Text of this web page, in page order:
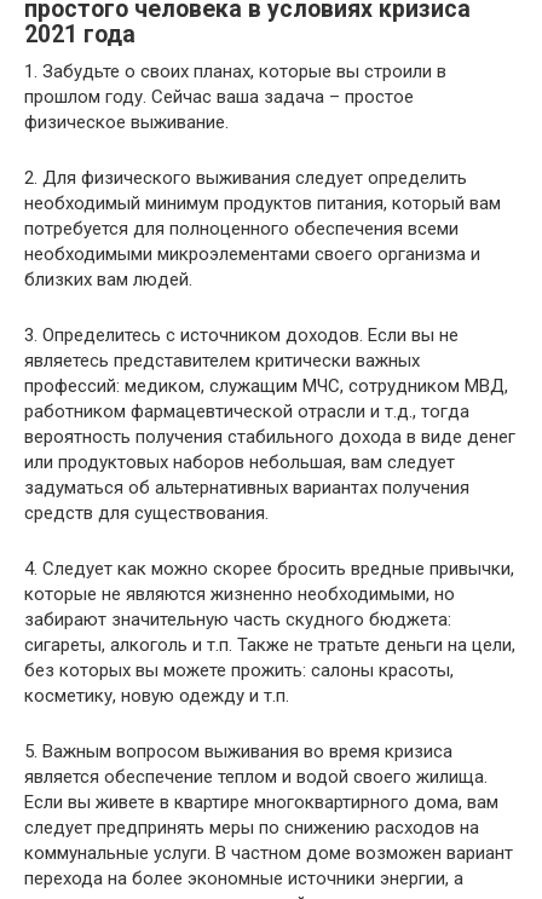
простого человека в условиях кризиса
2021 года
1. Забудьте о своих планах, которые вы строили в
прошлом году. Сейчас ваша задача – простое
физическое выживание.
2. Для физического выживания следует определить
необходимый минимум продуктов питания, который вам
потребуется для полноценного обеспечения всеми
необходимыми микроэлементами своего организма и
близких вам людей.
3. Определитесь с источником доходов. Если вы не
являетесь представителем критически важных
профессий: медиком, служащим МЧС, сотрудником МВД,
работником фармацевтической отрасли и т.д., тогда
вероятность получения стабильного дохода в виде денег
или продуктовых наборов небольшая, вам следует
задуматься об альтернативных вариантах получения
средств для существования.
4. Следует как можно скорее бросить вредные привычки,
которые не являются жизненно необходимыми, но
забирают значительную часть скудного бюджета:
сигареты, алкоголь и т.п. Также не тратьте деньги на цели,
без которых вы можете прожить: салоны красоты,
косметику, новую одежду и т.п.
5. Важным вопросом выживания во время кризиса
является обеспечение теплом и водой своего жилища.
Если вы живете в квартире многоквартирного дома, вам
следует предпринять меры по снижению расходов на
коммунальные услуги. В частном доме возможен вариант
перехода на более экономные источники энергии, а